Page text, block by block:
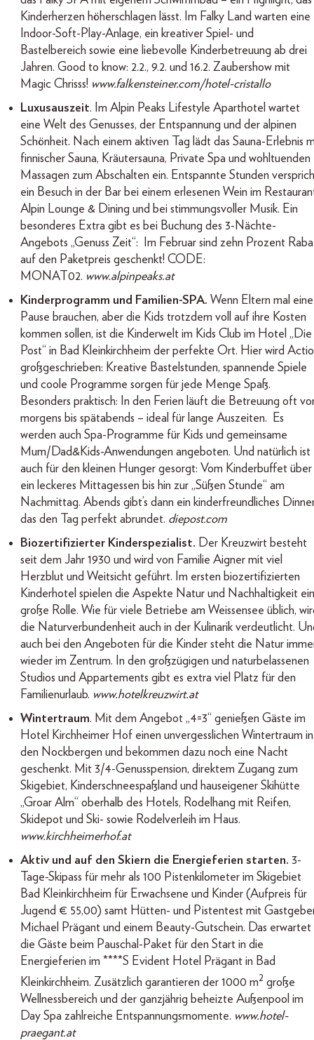
Kinderherzen höherschlagen lässt. Im Falky Land warten eine
Indoor-Soft-Play-Anlage, ein kreativer Spiel- und
Bastelbereich sowie eine liebevolle Kinderbetreuung ab drei
Jahren. Good to know: 2.2., 9.2. und 16.2. Zaubershow mit
Magic Chrisss! www.falkensteiner.com/hotel-cristallo
Luxusauszeit. Im Alpin Peaks Lifestyle Aparthotel wartet
eine Welt des Genusses, der Entspannung und der alpinen
Schönheit. Nach einem aktiven Tag lädt das Sauna-Erlebnis
finnischer Sauna, Kräutersauna, Private Spa und wohltuenden
Massagen zum Abschalten ein. Entspannte Stunden
ein Besuch in der Bar bei einem erlesenen Wein im
Alpin Lounge & Dining und bei stimmungsvoller Musik. Ein
besonderes Extra gibt es bei Buchung des 3-Nächte-
Angebots „Genuss Zeit“: Im Februar sind zehn Prozent
auf den Paketpreis geschenkt! CODE:
MONAT02. www.alpinpeaks.at
Kinderprogramm und Familien-SPA. Wenn Eltern mal eine
Pause brauchen, aber die Kids trotzdem voll auf ihre Kosten
kommen sollen, ist die Kinderwelt im Kids Club im Hotel „Die
Post“ in Bad Kleinkirchheim der perfekte Ort. Hier wird
großgeschrieben: Kreative Bastelstunden, spannende Spiele
und coole Programme sorgen für jede Menge Spaß.
Besonders praktisch: In den Ferien läuft die Betreuung oft
morgens bis spätabends – ideal für lange Auszeiten. Es
werden auch Spa-Programme für Kids und gemeinsame
Mum/Dad&Kids-Anwendungen angeboten. Und natürlich ist
auch für den kleinen Hunger gesorgt: Vom Kinderbuffet über
ein leckeres Mittagessen bis hin zur „Süßen Stunde“ am
Nachmittag. Abends gibt’s dann ein kinderfreundliches
das den Tag perfekt abrundet. diepost.com
Biozertifizierter Kinderspezialist. Der Kreuzwirt besteht
seit dem Jahr 1930 und wird von Familie Aigner mit viel
Herzblut und Weitsicht geführt. Im ersten biozertifizierten
Kinderhotel spielen die Aspekte Natur und Nachhaltigkeit
große Rolle. Wie für viele Betriebe am Weissensee üblich,
die Naturverbundenheit auch in der Kulinarik verdeutlicht.
auch bei den Angeboten für die Kinder steht die Natur
wieder im Zentrum. In den großzügigen und naturbelassenen
Studios und Appartements gibt es extra viel Platz für den
Familienurlaub. www.hotelkreuzwirt.at
Wintertraum. Mit dem Angebot „4=3“ genießen Gäste im
Hotel Kirchheimer Hof einen unvergesslichen Wintertraum in
den Nockbergen und bekommen dazu noch eine Nacht
geschenkt. Mit 3/4-Genusspension, direktem Zugang zum
Skigebiet, Kinderschneespaßland und hauseigener Skihütte
„Groar Alm“ oberhalb des Hotels, Rodelhang mit Reifen,
Skidepot und Ski- sowie Rodelverleih im Haus.
www.kirchheimerhof.at
Aktiv und auf den Skiern die Energieferien starten. 3-
Tage-Skipass für mehr als 100 Pistenkilometer im Skigebiet
Bad Kleinkirchheim für Erwachsene und Kinder (Aufpreis für
Jugend € 55,00) samt Hütten- und Pistentest mit
Michael Prägant und einem Beauty-Gutschein. Das erwartet
die Gäste beim Pauschal-Paket für den Start in die
Energieferien im ****S Evident Hotel Prägant in Bad
Kleinkirchheim. Zusätzlich garantieren der 1000 m2 große
Wellnessbereich und der ganzjährig beheizte Außenpool im
Day Spa zahlreiche Entspannungsmomente. www.hotel-
praegant.at